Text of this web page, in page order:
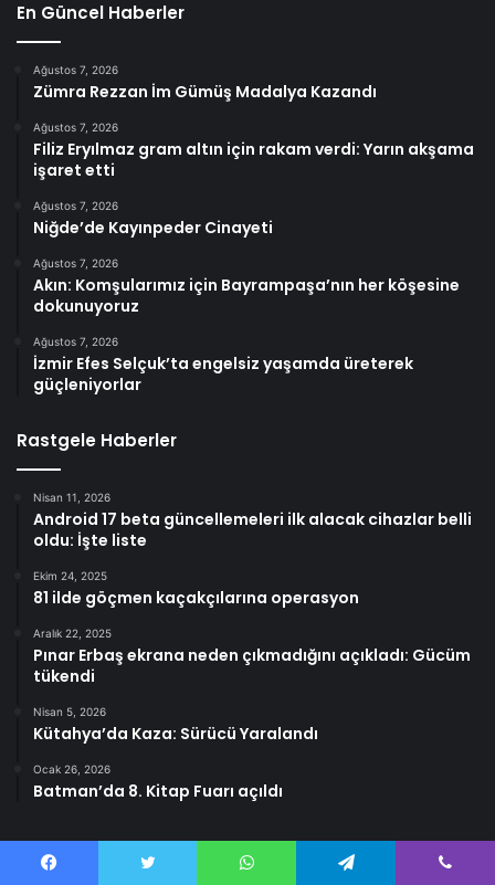
En Güncel Haberler
Ağustos 7, 2026
Zümra Rezzan İm Gümüş Madalya Kazandı
Ağustos 7, 2026
Filiz Eryılmaz gram altın için rakam verdi: Yarın akşama
işaret etti
Ağustos 7, 2026
Niğde’de Kayınpeder Cinayeti
Ağustos 7, 2026
Akın: Komşularımız için Bayrampaşa’nın her köşesine
dokunuyoruz
Ağustos 7, 2026
İzmir Efes Selçuk’ta engelsiz yaşamda üreterek
güçleniyorlar
Rastgele Haberler
Nisan 11, 2026
Android 17 beta güncellemeleri ilk alacak cihazlar belli
oldu: İşte liste
Ekim 24, 2025
81 ilde göçmen kaçakçılarına operasyon
Aralık 22, 2025
Pınar Erbaş ekrana neden çıkmadığını açıkladı: Gücüm
tükendi
Nisan 5, 2026
Kütahya’da Kaza: Sürücü Yaralandı
Ocak 26, 2026
Batman’da 8. Kitap Fuarı açıldı